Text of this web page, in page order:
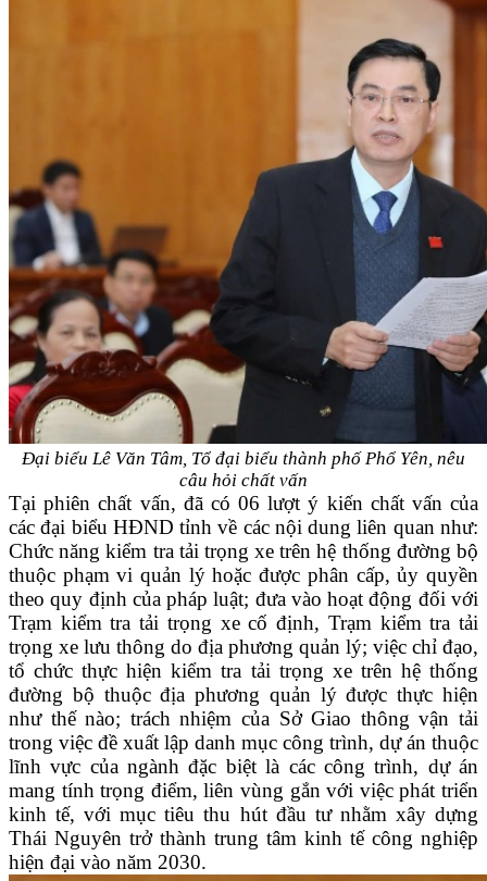
Đại biểu Lê Văn Tâm, Tổ đại biểu thành phố Phổ Yên, nêu
câu hỏi chất vấn
Tại phiên chất vấn, đã có 06 lượt ý kiến chất vấn của
các đại biểu HĐND tỉnh về các nội dung liên quan như:
Chức năng kiểm tra tải trọng xe trên hệ thống đường bộ
thuộc phạm vi quản lý hoặc được phân cấp, ủy quyền
theo quy định của pháp luật; đưa vào hoạt động đối với
Trạm kiểm tra tải trọng xe cố định, Trạm kiểm tra tải
trọng xe lưu thông do địa phương quản lý; việc chỉ đạo,
tổ chức thực hiện kiểm tra tải trọng xe trên hệ thống
đường bộ thuộc địa phương quản lý được thực hiện
như thế nào; trách nhiệm của Sở Giao thông vận tải
trong việc đề xuất lập danh mục công trình, dự án thuộc
lĩnh vực của ngành đặc biệt là các công trình, dự án
mang tính trọng điểm, liên vùng gắn với việc phát triển
kinh tế, với mục tiêu thu hút đầu tư nhằm xây dựng
Thái Nguyên trở thành trung tâm kinh tế công nghiệp
hiện đại vào năm 2030.